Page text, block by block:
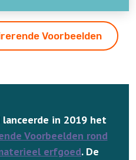
Voorbeelden
lanceerde in 2019 het
Voorbeelden rond
erfgoed. De